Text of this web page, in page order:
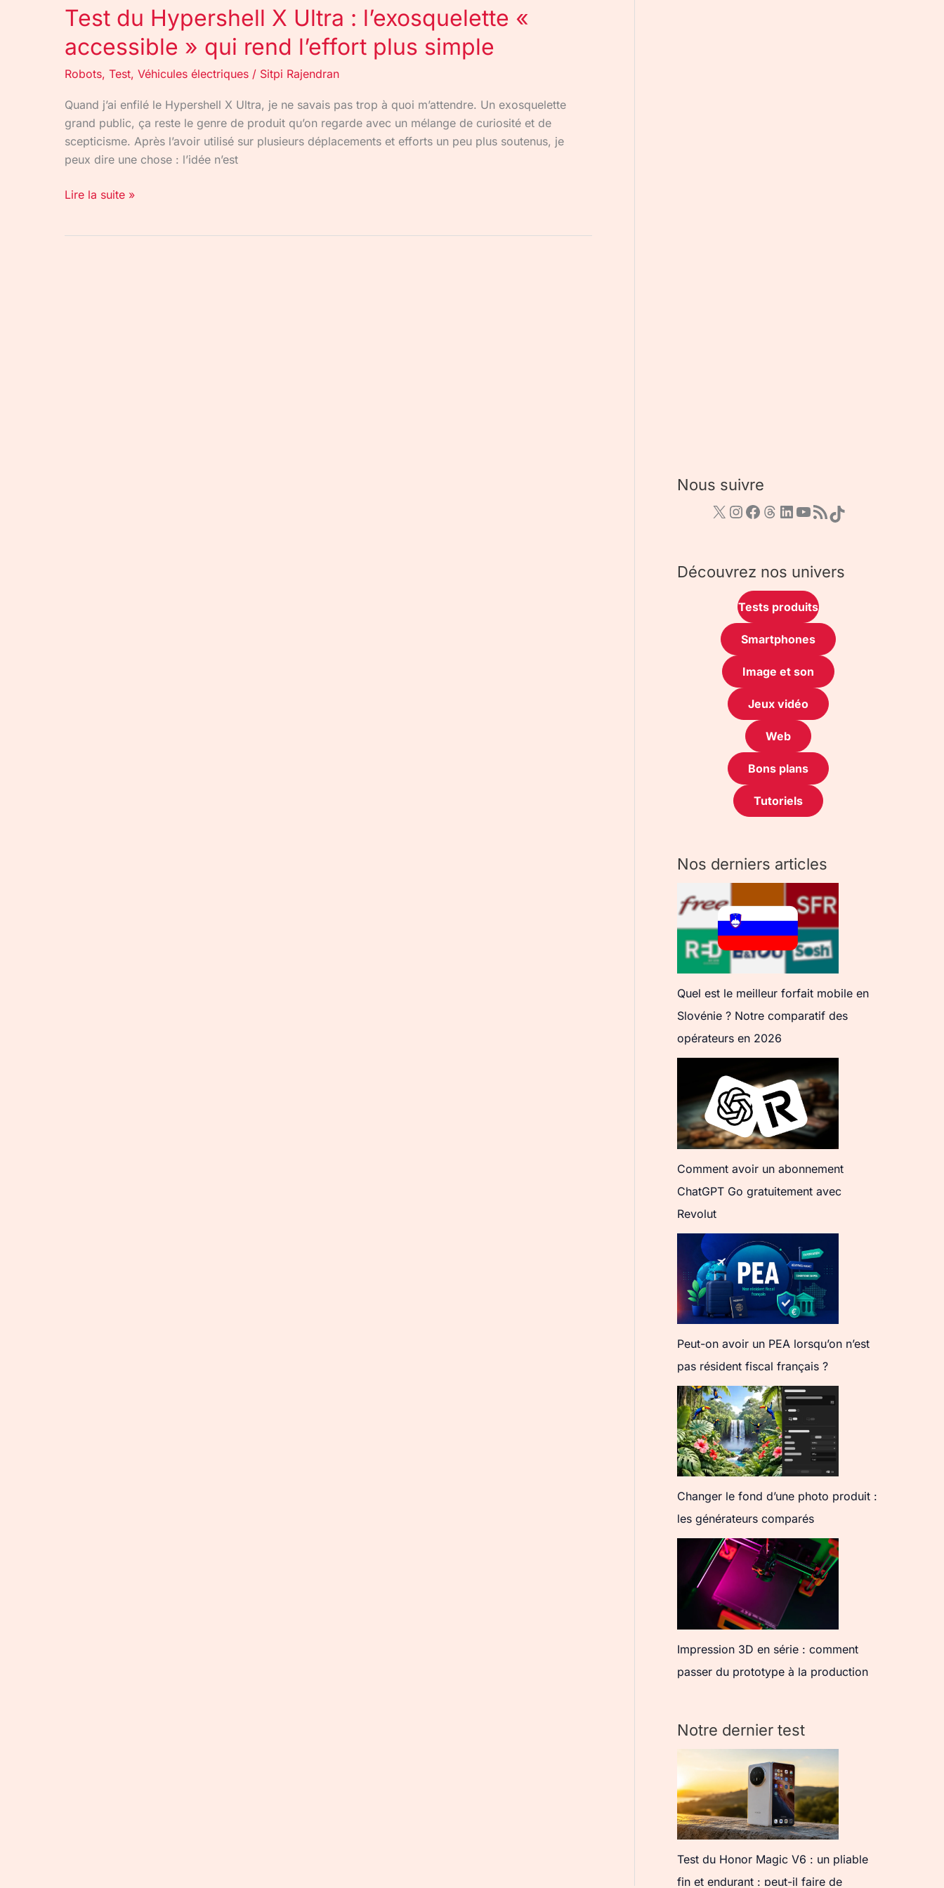
Test du Hypershell X Ultra : l’exosquelette «
accessible » qui rend l’effort plus simple
Robots, Test, Véhicules électriques / Sitpi Rajendran
Quand j’ai enfilé le Hypershell X Ultra, je ne savais pas trop à quoi m’attendre. Un exosquelette
grand public, ça reste le genre de produit qu’on regarde avec un mélange de curiosité et de
scepticisme. Après l’avoir utilisé sur plusieurs déplacements et efforts un peu plus soutenus, je
peux dire une chose : l’idée n’est
Lire la suite »
Nous suivre
Découvrez nos univers
Tests produits
Smartphones
Image et son
Jeux vidéo
Web
Bons plans
Tutoriels
Nos derniers articles
Quel est le meilleur forfait mobile en
Slovénie ? Notre comparatif des
opérateurs en 2026
Comment avoir un abonnement
ChatGPT Go gratuitement avec
Revolut
Peut-on avoir un PEA lorsqu’on n’est
pas résident fiscal français ?
Changer le fond d’une photo produit :
les générateurs comparés
Impression 3D en série : comment
passer du prototype à la production
Notre dernier test
Test du Honor Magic V6 : un pliable
fin et endurant : peut-il faire de